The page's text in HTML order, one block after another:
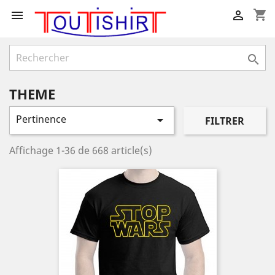
 shopping_cart


THEME
Pertinence  FILTRER
Affichage 1-36 de 668 article(s)